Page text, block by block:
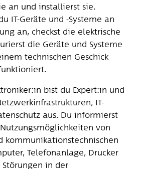
an und installierst sie.
IT-Geräte und -Systeme an
an, checkst die elektrische
die Geräte und Systeme
technischen Geschick
bist du Expert:in und
IT-
aus. Du informierst
von
kommunikationstechnischen
Telefonanlage, Drucker
Störungen in der